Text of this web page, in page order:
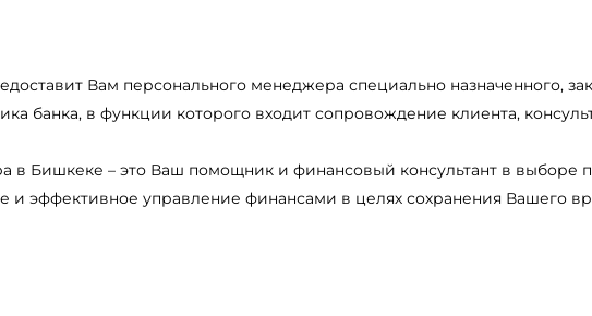
Вам персонального менеджера специально назначенного,
банка, в функции которого входит сопровождение клиента,
Бишкеке – это Ваш помощник и финансовый консультант в выборе
и эффективное управление финансами в целях сохранения Вашего